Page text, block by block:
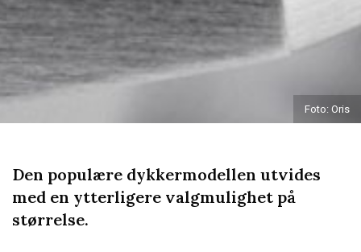
Foto: Oris
Den populære dykkermodellen utvides
med en ytterligere valgmulighet på
størrelse.